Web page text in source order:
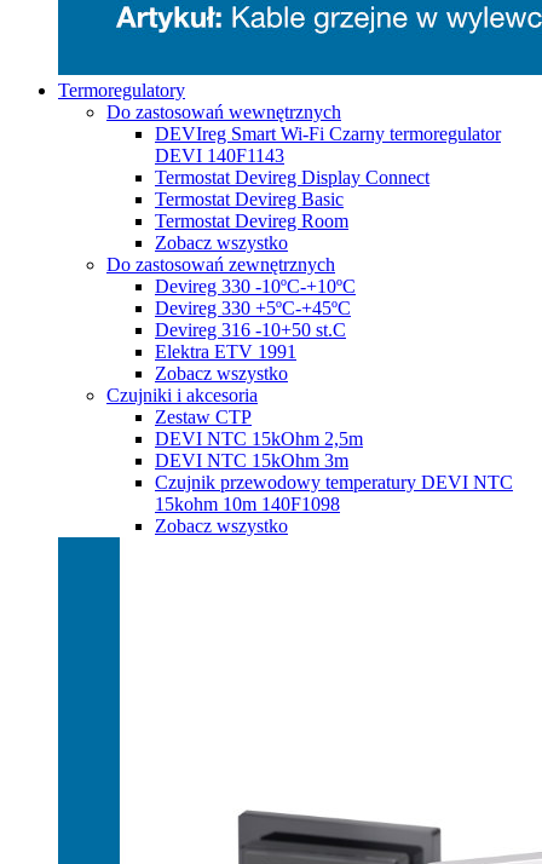
Termoregulatory
Do zastosowań wewnętrznych
DEVIreg Smart Wi-Fi Czarny termoregulator
DEVI 140F1143
Termostat Devireg Display Connect
Termostat Devireg Basic
Termostat Devireg Room
Zobacz wszystko
Do zastosowań zewnętrznych
Devireg 330 -10ºC-+10ºC
Devireg 330 +5ºC-+45ºC
Devireg 316 -10+50 st.C
Elektra ETV 1991
Zobacz wszystko
Czujniki i akcesoria
Zestaw CTP
DEVI NTC 15kOhm 2,5m
DEVI NTC 15kOhm 3m
Czujnik przewodowy temperatury DEVI NTC
15kohm 10m 140F1098
Zobacz wszystko